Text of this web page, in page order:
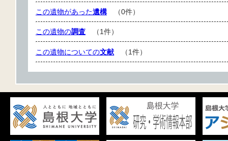
この遺物があった遺構（0件）
この遺物の調査 （1件）
この遺物についての文献 （1件）